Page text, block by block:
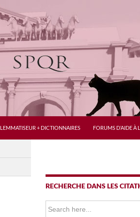
LEMMATISEUR + DICTIONNAIRES FORUMS D’AIDE À
RECHERCHE DANS LES
Search
for: